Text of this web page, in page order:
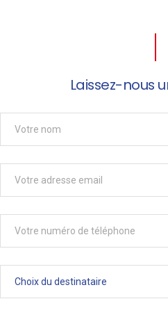
Laissez-nous